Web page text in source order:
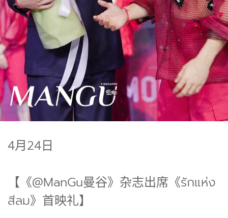
4月24日
【《@ManGu曼谷》杂志出席《รักแห่ง
สีลม》首映礼】